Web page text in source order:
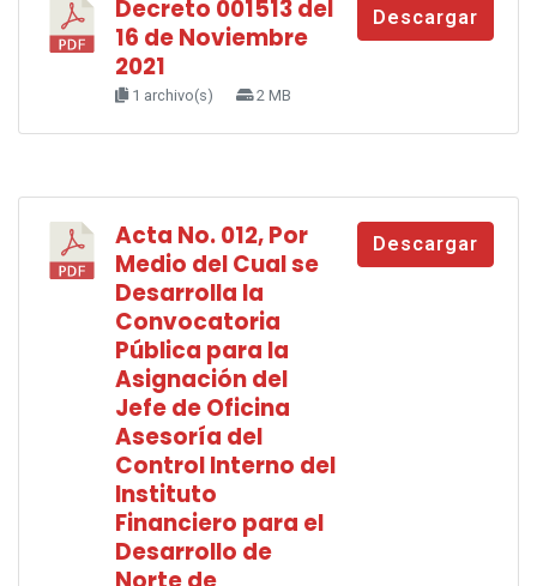
Decreto 001513 del
16 de Noviembre
2021
1 archivo(s) 2 MB
Descargar
Acta No. 012, Por
Medio del Cual se
Desarrolla la
Convocatoria
Pública para la
Asignación del
Jefe de Oficina
Asesoría del
Control Interno del
Instituto
Financiero para el
Desarrollo de
Descargar